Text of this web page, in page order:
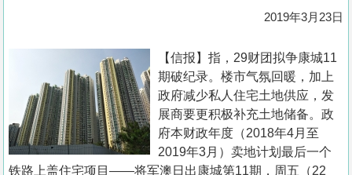
手
册
2019年3月23日
【信报】指，29财团拟争康城11
期破纪录。楼市气氛回暖，加上
政府减少私人住宅土地供应，发
展商要更积极补充土地储备。政
府本财政年度（2018年4月至
2019年3月）卖地计划最后一个
铁路上盖住宅项目――将军澳日出康城第11期，周五（22